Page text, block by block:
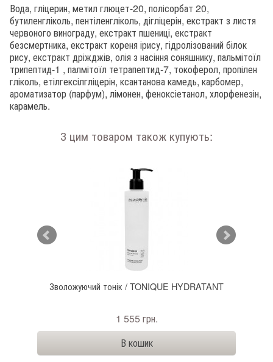
Вода, гліцерин, метил глюцет-20, полісорбат 20,
бутиленгліколь, пентіленгліколь, дігліцерін, екстракт з листя
червоного винограду, екстракт пшениці, екстракт
безсмертника, екстракт кореня ірису, гідролізований білок
рису, екстракт дріжджів, олія з насіння соняшнику, пальмітоїл
трипептид-1 , палмітоїл тетрапептид-7, токоферол, пропілен
гліколь, етілгексілгліцерін, ксантанова камедь, карбомер,
ароматизатор (парфум), лімонен, феноксіетанол, хлорфенезін,
карамель.
З цим товаром також купують:
Зволожуючий тонік / TONIQUE HYDRATANT
1 555 грн.